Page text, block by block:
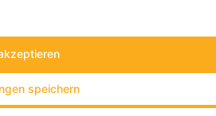
speichern